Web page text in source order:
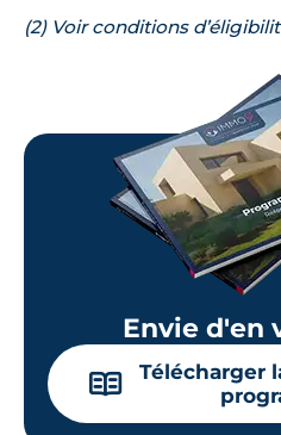
(2) Voir conditions
Envie d'en
📖
Télécharger